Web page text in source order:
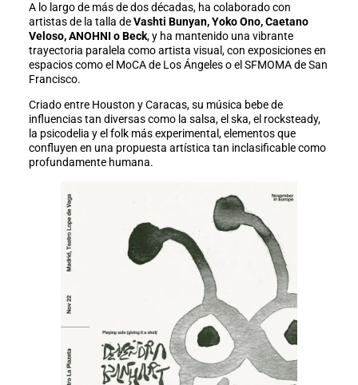
A lo largo de más de dos décadas, ha colaborado con
artistas de la talla deVashti Bunyan, Yoko Ono, Caetano
Veloso, ANOHNI o Beck, y ha mantenido una vibrante
trayectoria paralela como artista visual, con exposiciones en
espacios como el MoCA de Los Ángeles o el SFMOMA de San
Francisco.
Criado entre Houston y Caracas, su música bebe de
influencias tan diversas como la salsa, el ska, el rocksteady,
la psicodelia y el folk más experimental, elementos que
confluyen en una propuesta artística tan inclasificable como
profundamente humana.